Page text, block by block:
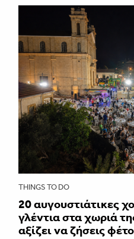
THINGS TO DO
20 αυγουστιάτικες
γλέντια στα χωριά
αξίζει να ζήσεις